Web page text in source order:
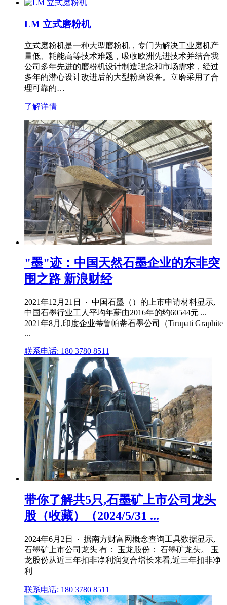
LM 立式磨粉机
立式磨粉机是一种大型磨粉机，专门为解决工业磨机产
量低、耗能高等技术难题，吸收欧洲先进技术并结合我
公司多年先进的磨粉机设计制造理念和市场需求，经过
多年的潜心设计改进后的大型粉磨设备。立磨采用了合
理可靠的…
了解详情
"墨"迹：中国天然石墨企业的东非突
围之路 新浪财经
2021年12月21日 · 中国石墨（）的上市申请材料显示,
中国石墨行业工人平均年薪由2016年的约60544元 ...
2021年8月,印度企业蒂鲁帕蒂石墨公司（Tirupati Graphite
...
联系电话: 180 3780 8511
带你了解共5只,石墨矿上市公司龙头
股（收藏）（2024/5/31 ...
2024年6月2日 · 据南方财富网概念查询工具数据显示,
石墨矿上市公司龙头 有： 玉龙股份： 石墨矿龙头。 玉
龙股份从近三年扣非净利润复合增长来看,近三年扣非净
利
联系电话: 180 3780 8511